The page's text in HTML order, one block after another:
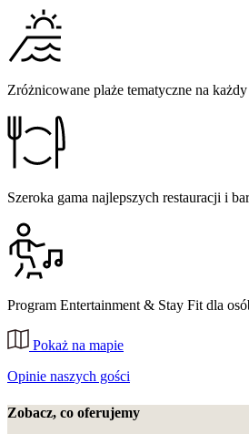
Zróżnicowane plaże tematyczne na
Szeroka gama najlepszych restauracji i
Program Entertainment & Stay Fit dla
Pokaż na mapie
Opinie naszych gości
Zobacz, co oferujemy